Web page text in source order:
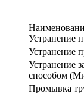
Устранение
Устранение
Устранение
способом
Промывка